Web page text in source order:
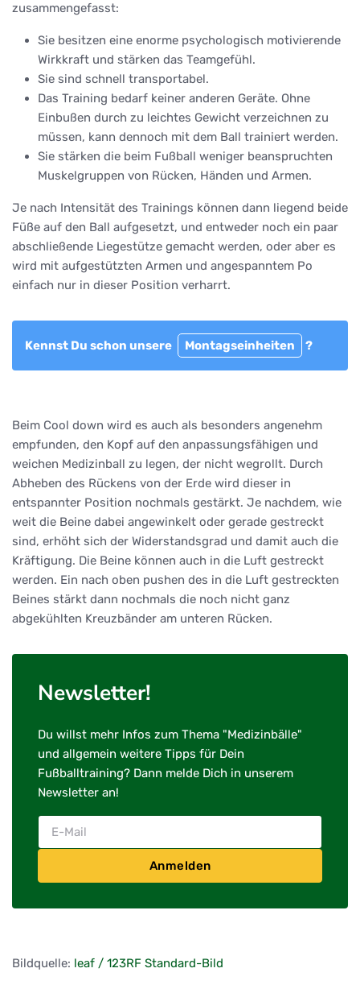
zusammengefasst:
Sie besitzen eine enorme psychologisch motivierende
Wirkkraft und stärken das Teamgefühl.
Sie sind schnell transportabel.
Das Training bedarf keiner anderen Geräte. Ohne
Einbußen durch zu leichtes Gewicht verzeichnen zu
müssen, kann dennoch mit dem Ball trainiert werden.
Sie stärken die beim Fußball weniger beanspruchten
Muskelgruppen von Rücken, Händen und Armen.
Je nach Intensität des Trainings können dann liegend beide
Füße auf den Ball aufgesetzt, und entweder noch ein paar
abschließende Liegestütze gemacht werden, oder aber es
wird mit aufgestützten Armen und angespanntem Po
einfach nur in dieser Position verharrt.
Kennst Du schon unsere Montagseinheiten ?
Beim Cool down wird es auch als besonders angenehm
empfunden, den Kopf auf den anpassungsfähigen und
weichen Medizinball zu legen, der nicht wegrollt. Durch
Abheben des Rückens von der Erde wird dieser in
entspannter Position nochmals gestärkt. Je nachdem, wie
weit die Beine dabei angewinkelt oder gerade gestreckt
sind, erhöht sich der Widerstandsgrad und damit auch die
Kräftigung. Die Beine können auch in die Luft gestreckt
werden. Ein nach oben pushen des in die Luft gestreckten
Beines stärkt dann nochmals die noch nicht ganz
abgekühlten Kreuzbänder am unteren Rücken.
Newsletter!
Du willst mehr Infos zum Thema "Medizinbälle"
und allgemein weitere Tipps für Dein
Fußballtraining? Dann melde Dich in unserem
Newsletter an!
Anmelden
Bildquelle: leaf / 123RF Standard-Bild